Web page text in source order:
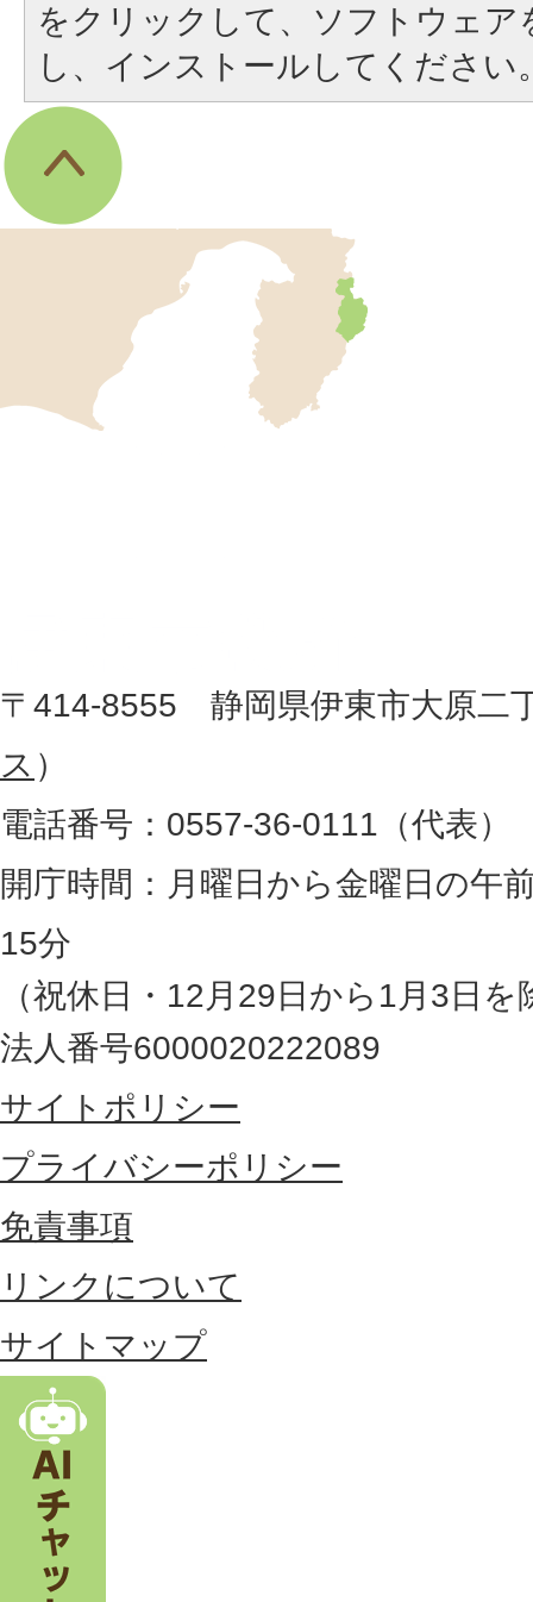
をクリックして、ソフトウェア
し、インストールしてください
地
図
。
静
岡
県
の
最
東
部
に
置
す
る
市
。
所
〒414-8555 静岡県伊東市大原二
ス ）
電話番号：0557-36-0111（代表）
開庁時間：月曜日から金曜日の午
15分
（祝休日・12月29日から1月3日を
法人番号6000020222089
サイトポリシー
プライバシーポリシー
免責事項
リンクについて
サイトマップ